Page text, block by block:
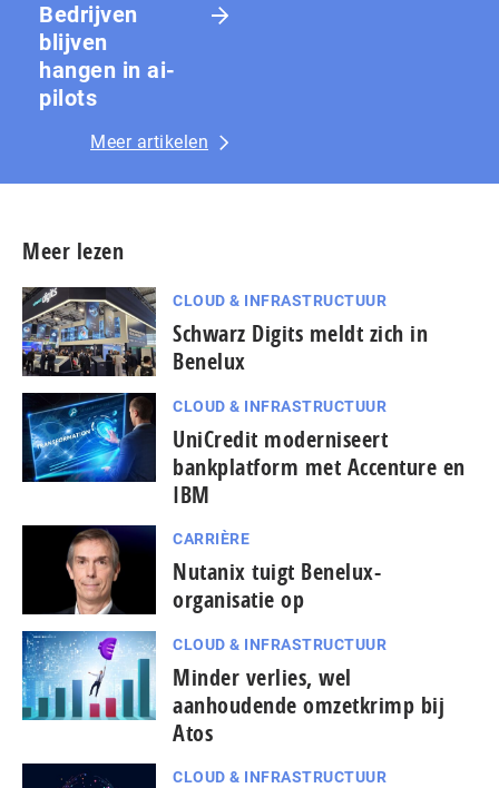
Bedrijven
blijven
hangen in ai-
pilots
Meer artikelen
Meer lezen
CLOUD & INFRASTRUCTUUR
Schwarz Digits meldt zich in
Benelux
CLOUD & INFRASTRUCTUUR
UniCredit moderniseert
bankplatform met Accenture en
IBM
CARRIÈRE
Nutanix tuigt Benelux-
organisatie op
CLOUD & INFRASTRUCTUUR
Minder verlies, wel
aanhoudende omzetkrimp bij
Atos
CLOUD & INFRASTRUCTUUR